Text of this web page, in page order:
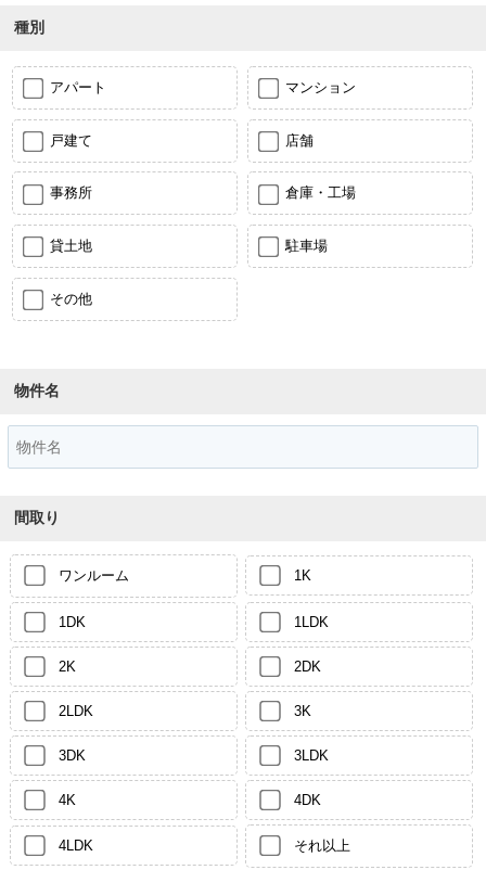
種別
アパート マンション
戸建て 店舗
事務所 倉庫・工場
貸土地 駐車場
その他
物件名
間取り
ワンルーム 1K
1DK 1LDK
2K 2DK
2LDK 3K
3DK 3LDK
4K 4DK
4LDK それ以上